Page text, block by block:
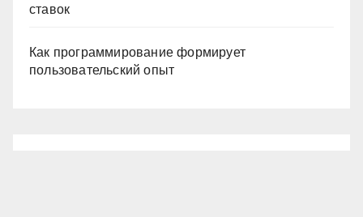
ставок
Как программирование формирует
пользовательский опыт